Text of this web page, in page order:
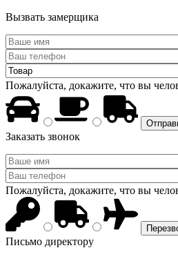
Вызвать замерщика
Пожалуйста, докажите, что вы
Заказать звонок
Пожалуйста, докажите, что вы
Письмо директору